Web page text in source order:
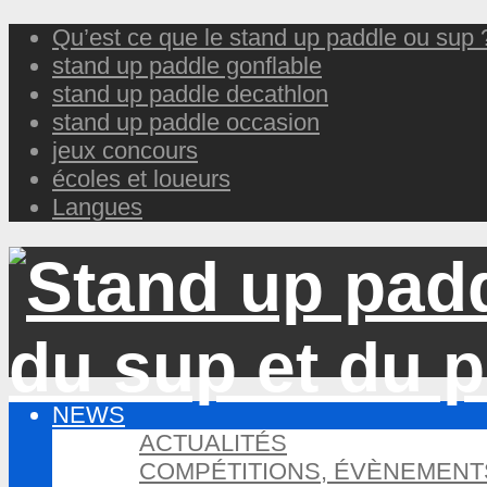
Qu’est ce que le stand up paddle ou sup
stand up paddle gonflable
stand up paddle decathlon
stand up paddle occasion
jeux concours
écoles et loueurs
Langues
NEWS
ACTUALITÉS
COMPÉTITIONS,